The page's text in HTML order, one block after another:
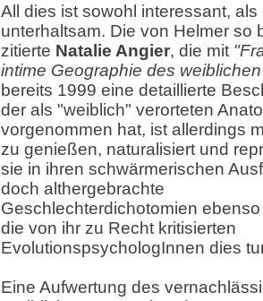
All dies ist sowohl interessant, als
unterhaltsam. Die von Helmer so
zitierte Natalie Angier, die mit
intime Geographie des
bereits 1999 eine detaillierte
der als "weiblich" verorteten
vorgenommen hat, ist allerdings
zu genießen, naturalisiert und
sie in ihren schwärmerischen
doch althergebrachte
Geschlechterdichotomien
die von ihr zu Recht kritisierten
EvolutionspsychologInnen dies
Eine Aufwertung des